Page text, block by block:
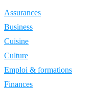
Assurances
Business
Cuisine
Culture
Emploi & formations
Finances